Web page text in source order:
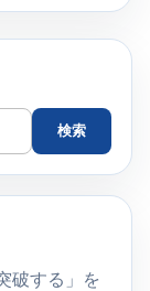
検索
破する」を